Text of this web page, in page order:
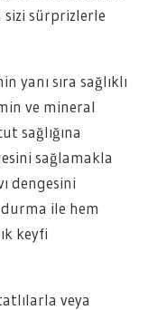
sürprizlerle
yanı sıra sağlıklı
ve mineral
sağlığına
sağlamakla
dengesini
ile hem
keyfi
veya